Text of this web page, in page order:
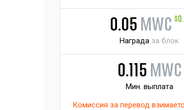
0.05 MWC
Награда за блок
0.115 MWC
Мин. выплата
Комиссия за перевод